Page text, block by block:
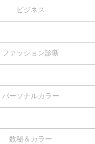
ビジネス
ファッション診断
パーソナルカラー
数秘＆カラー